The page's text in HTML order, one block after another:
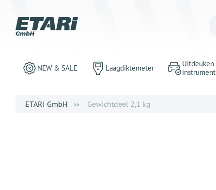
NEW & SALE Laagdiktemeter
Uitdeuken
instrument
ETARI GmbH Gewichtdeel 2,1 kg